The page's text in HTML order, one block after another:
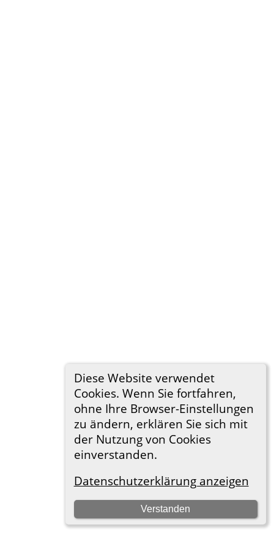
Diese Website verwendet
Cookies. Wenn Sie fortfahren,
ohne Ihre Browser-Einstellungen
zu ändern, erklären Sie sich mit
der Nutzung von Cookies
einverstanden.
Datenschutzerklärung anzeigen
Verstanden